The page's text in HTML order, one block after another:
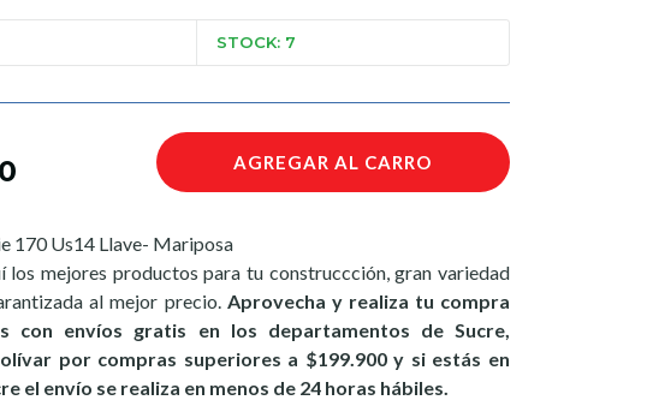
STOCK: 7
AGREGAR AL CARRO
170 Us14 Llave- Mariposa
los mejores productos para tu construccción, gran variedad
al mejor precio. Aprovecha y realiza tu compra
con envíos gratis en los departamentos de Sucre,
por compras superiores a $199.900 y si estás en
el envío se realiza en menos de 24 horas hábiles.